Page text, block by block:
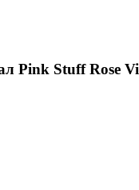
Pink Stuff Rose